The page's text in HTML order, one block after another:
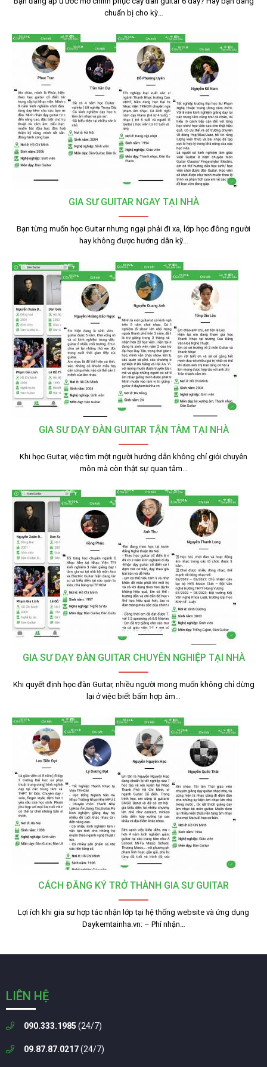
chuẩn bị cho kỳ…
GIA SƯ GUITAR NGAY TẠI NHÀ
Bạn từng muốn học Guitar nhưng ngại phải đi xa, lớp học đông người
hay không được hướng dẫn kỹ…
GIA SƯ DẠY ĐÀN GUITAR TẬN TÂM TẠI NHÀ
Khi học Guitar, việc tìm một người hướng dẫn không chỉ giỏi chuyên
môn mà còn thật sự quan tâm…
GIA SƯ DẠY ĐÀN GUITAR CHUYÊN NGHIỆP TẠI NHÀ
Khi quyết định học đàn Guitar, nhiều người mong muốn không chỉ dừng
lại ở việc biết bấm hợp âm…
CÁCH ĐĂNG KÝ TRỞ THÀNH GIA SƯ GUITAR
Lợi ích khi gia sư hợp tác nhận lớp tại hệ thống website và ứng dụng
Daykemtainha.vn: – Phí nhận…
LIÊN HỆ
090.333.1985 (24/7)
09.87.87.0217(24/7)